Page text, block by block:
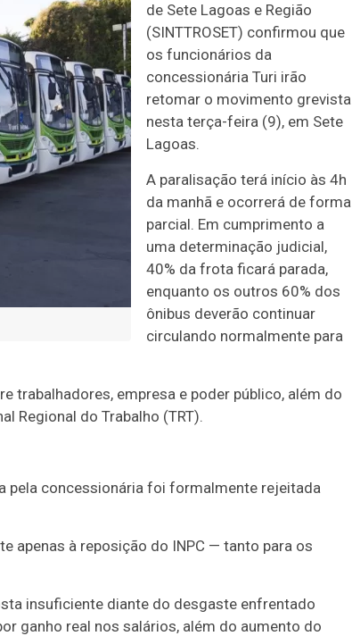
de Sete Lagoas e Região
(SINTTROSET) confirmou que
os funcionários da
concessionária Turi irão
retomar o movimento grevista
nesta terça-feira (9), em Sete
Lagoas.
A paralisação terá início às 4h
da manhã e ocorrerá de forma
parcial. Em cumprimento a
uma determinação judicial,
40% da frota ficará parada,
enquanto os outros 60% dos
ônibus deverão continuar
circulando normalmente para
trabalhadores, empresa e poder público, além do
Regional do Trabalho (TRT).
pela concessionária foi formalmente rejeitada
apenas à reposição do INPC — tanto para os
insuficiente diante do desgaste enfrentado
ganho real nos salários, além do aumento do